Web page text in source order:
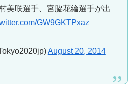
美咲選手、宮脇花綸選手が出
GW9GKTPxaz
August 20, 2014